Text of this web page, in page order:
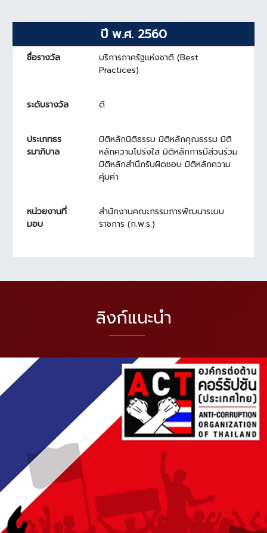
ปี พ.ศ. 2560
ชื่อรางวัล
บริการภาครัฐแห่งชาติ (Best
Practices)
ระดับรางวัล ดี
ประเภทธร
รมาภิบาล
มิติหลักนิติธรรม มิติหลักคุณธรรม มิติ
หลักความโปร่งใส มิติหลักการมีส่วนร่วม
มิติหลักสำนึกรับผิดชอบ มิติหลักความ
คุ้มค่า
หน่วยงานที่
มอบ
สำนักงานคณะกรรมการพัฒนาระบบ
ราชการ (ก.พ.ร.)
ลิงก์แนะนำ